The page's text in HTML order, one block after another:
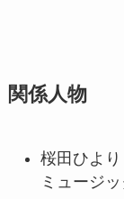
関係人物
桜田ひよ
ミュージ